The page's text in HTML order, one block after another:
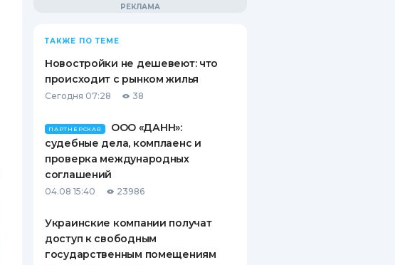
ТАКЖЕ ПО ТЕМЕ
Новостройки не дешевеют: что
происходит с рынком жилья
Сегодня 07:28 38
ПАРТНЕРСКАЯ
ООО «ДАНН»:
судебные дела, комплаенс и
проверка международных
соглашений
04.08 15:40 23986
Украинские компании получат
доступ к свободным
государственным помещениям